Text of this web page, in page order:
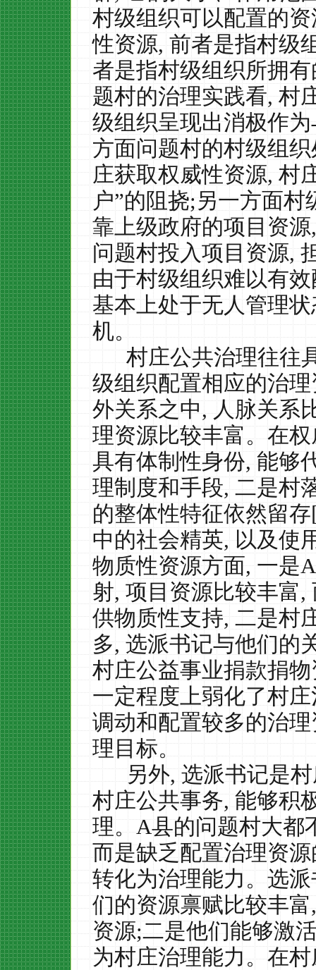
村级组织可以配置的
性资源,前者是指村级
者是指村级组织所拥
题村的治理实践看,村
级组织呈现出消极作
方面问题村的村级组
庄获取权威性资源,村
户”的阻挠;另一方面村
靠上级政府的项目资源
问题村投入项目资源,
由于村级组织难以有
基本上处于无人管理状
机。
村庄公共治理往往
级组织配置相应的治
外关系之中,人脉关系
理资源比较丰富。在
具有体制性身份,能够
理制度和手段,二是村
的整体性特征依然留存
中的社会精英,以及使
物质性资源方面,一是A
射,项目资源比较丰富,
供物质性支持,二是村
多,选派书记与他们的
村庄公益事业捐款捐
一定程度上弱化了村
调动和配置较多的治
理目标。
另外,选派书记是
村庄公共事务,能够积
理。A县的问题村大都
而是缺乏配置治理资
转化为治理能力。选
们的资源禀赋比较丰富
资源;二是他们能够激
为村庄治理能力。在